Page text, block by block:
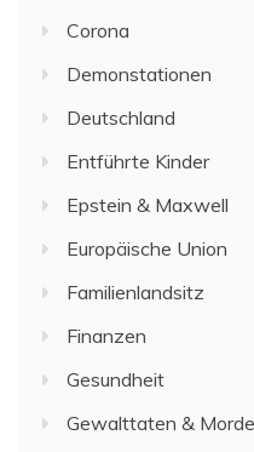
Corona
Demonstationen
Deutschland
Entführte Kinder
Epstein & Maxwell
Europäische Union
Familienlandsitz
Finanzen
Gesundheit
Gewalttaten & Morde